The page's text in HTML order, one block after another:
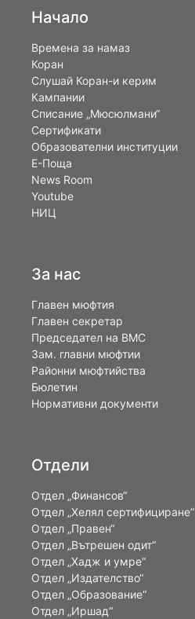
Начало
Времена за намаз
Коран
Слушай Коран-и керим
Кампании
Списание „Мюсюлмани“
Сертификати
Образователни институции
Е-Поща
News Room
Youtube
НИЦ
За нас
Главен мюфтия
Главен секретар
Председател на ВМС
Зам. главни мюфтии
Районни мюфтийства
Бюлетин
Нормативни документи
Отдели
Отдел „Финансов“
Отдел „Хелял сертифициране“
Отдел „Правен“
Отдел „Вътрешен одит“
Отдел „Хадж и умре“
Отдел „Издателство“
Отдел „Образование“
Отдел „Иршад“